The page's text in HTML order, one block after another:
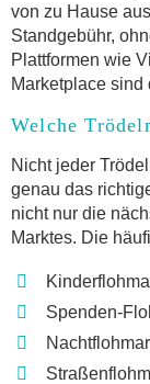
von zu Hause
Standgebühr,
Plattformen wie
Marketplace
Welche
Nicht jeder
genau das
nicht nur die
Marktes. Die
Spenden-